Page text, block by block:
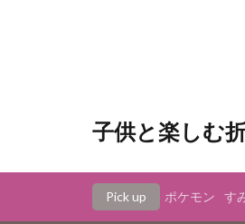
子供と楽しむ
Pick up ポケモン す